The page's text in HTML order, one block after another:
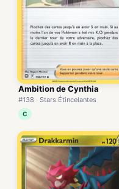
Ambition de Cynthia
#138 · Stars Étincelantes
C